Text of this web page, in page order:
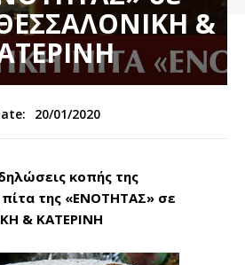
&
20/01/2020
κοπής της
της «ΕΝΟΤΗΤΑΣ» σε
& ΚΑΤΕΡΙΝΗ